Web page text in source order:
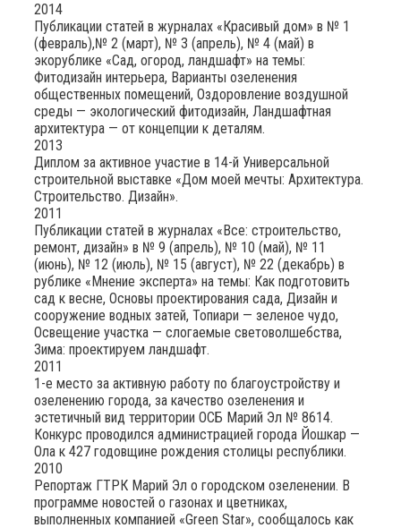
2014
Публикации статей в журналах «Красивый дом» в № 1
(февраль),№ 2 (март), № 3 (апрель), № 4 (май) в
экорублике «Сад, огород, ландшафт» на темы:
Фитодизайн интерьера, Варианты озеленения
общественных помещений, Оздоровление воздушной
среды — экологический фитодизайн, Ландшафтная
архитектура — от концепции к деталям.
2013
Диплом за активное участие в 14-й Универсальной
строительной выставке «Дом моей мечты: Архитектура.
Строительство. Дизайн».
2011
Публикации статей в журналах «Все: строительство,
ремонт, дизайн» в № 9 (апрель), № 10 (май), № 11
(июнь), № 12 (июль), № 15 (август), № 22 (декабрь) в
рублике «Мнение эксперта» на темы: Как подготовить
сад к весне, Основы проектирования сада, Дизайн и
сооружение водных затей, Топиари — зеленое чудо,
Освещение участка — слогаемые световолшебства,
Зима: проектируем ландшафт.
2011
1-е место за активную работу по благоустройству и
озеленению города, за качество озеленения и
эстетичный вид территории ОСБ Марий Эл № 8614.
Конкурс проводился администрацией города Йошкар —
Ола к 427 годовщине рождения столицы республики.
2010
Репортаж ГТРК Марий Эл о городском озеленении. В
программе новостей о газонах и цветниках,
выполненных компанией «Green Star», сообщалось как